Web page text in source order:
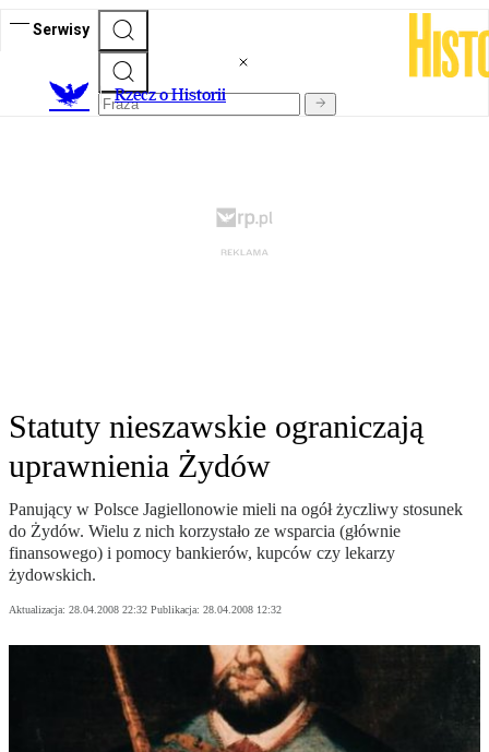
Serwisy
Rzecz o Historii
Statuty nieszawskie ograniczają
uprawnienia Żydów
Panujący w Polsce Jagiellonowie mieli na ogół życzliwy stosunek
do Żydów. Wielu z nich korzystało ze wsparcia (głównie
finansowego) i pomocy bankierów, kupców czy lekarzy
żydowskich.
Aktualizacja: 28.04.2008 22:32 Publikacja: 28.04.2008 12:32